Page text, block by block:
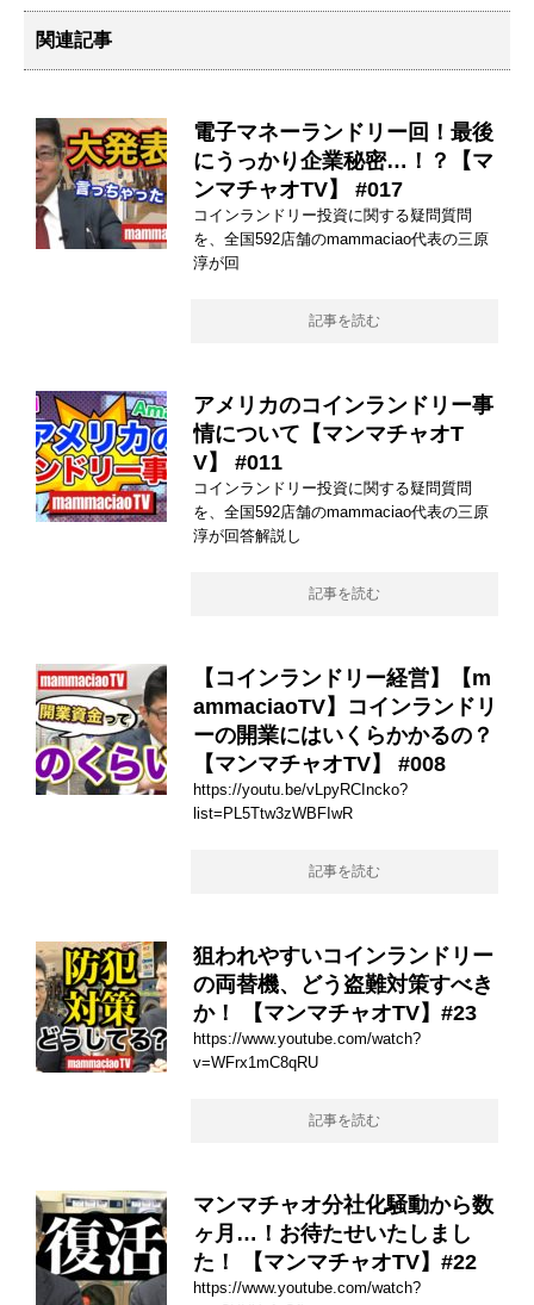
関連記事
電子マネーランドリー回！最後
にうっかり企業秘密…！？【マ
ンマチャオTV】 #017
コインランドリー投資に関する疑問質問
を、全国592店舗のmammaciao代表の三原
淳が回
記事を読む
アメリカのコインランドリー事
情について【マンマチャオT
V】 #011
コインランドリー投資に関する疑問質問
を、全国592店舗のmammaciao代表の三原
淳が回答解説し
記事を読む
【コインランドリー経営】【m
ammaciaoTV】コインランドリ
ーの開業にはいくらかかるの？
【マンマチャオTV】 #008
https://youtu.be/vLpyRCIncko?
list=PL5Ttw3zWBFIwR
記事を読む
狙われやすいコインランドリー
の両替機、どう盗難対策すべき
か！ 【マンマチャオTV】#23
https://www.youtube.com/watch?
v=WFrx1mC8qRU
記事を読む
マンマチャオ分社化騒動から数
ヶ月…！お待たせいたしまし
た！ 【マンマチャオTV】#22
https://www.youtube.com/watch?